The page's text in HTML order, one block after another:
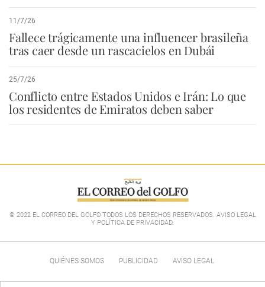
11/7/26
Fallece trágicamente una influencer brasileña
tras caer desde un rascacielos en Dubái
25/7/26
Conflicto entre Estados Unidos e Irán: Lo que
los residentes de Emiratos deben saber
© 2022 EL CORREO DEL GOLFO TODOS LOS DERECHOS RESERVADOS. AVISO LEGAL
Y POLÍTICA DE PRIVACIDAD.
QUIÉNES SOMOS PUBLICIDAD AVISO LEGAL